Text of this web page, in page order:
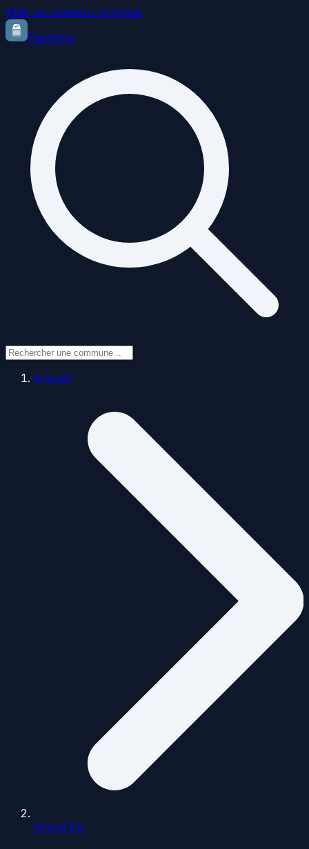
Aller au contenu principal
Elections
Accueil
Grand Est